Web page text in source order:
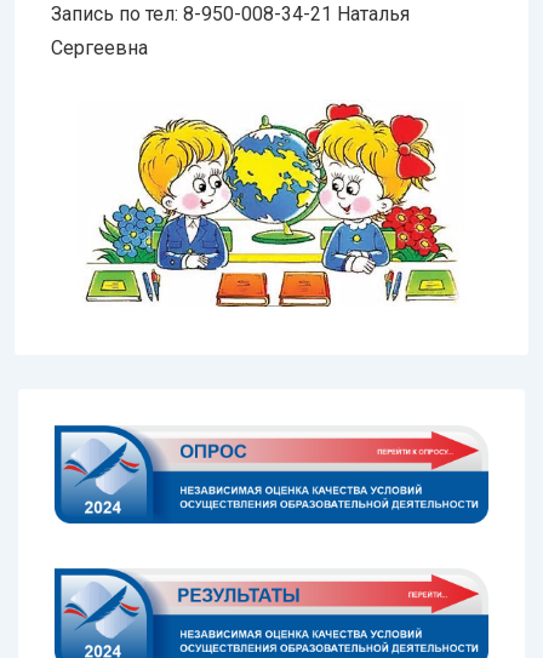
Запись по тел: 8-950-008-34-21 Наталья
Сергеевна